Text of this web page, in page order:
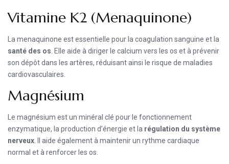
Vitamine K2 (Menaquinone)
La menaquinone est essentielle pour la coagulation sanguine et la
santé des os . Elle aide à diriger le calcium vers les os et à prévenir
son dépôt dans les artères, réduisant ainsi le risque de maladies
cardiovasculaires.
Magnésium
Le magnésium est un minéral clé pour le fonctionnement
enzymatique, la production d’énergie et la régulation du système
nerveux . Il aide également à maintenir un rythme cardiaque
normal et à renforcer les os.